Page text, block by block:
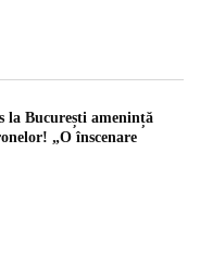
la București amenință
„O înscenare